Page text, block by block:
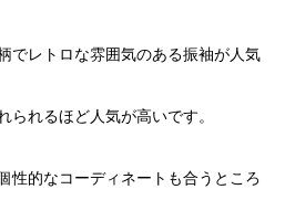
でレトロな雰囲気のある振袖が人気
れるほど人気が高いです。
性的なコーディネートも合うところ